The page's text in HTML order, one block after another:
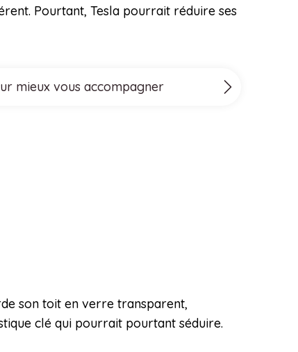
Pourtant, Tesla pourrait réduire ses
mieux vous accompagner
son toit en verre transparent,
clé qui pourrait pourtant séduire.